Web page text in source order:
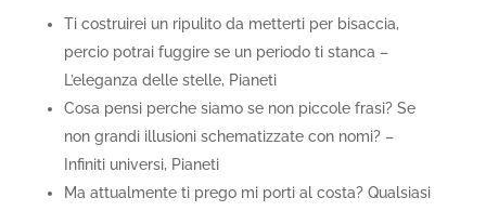
Ti costruirei un ripulito da metterti per bisaccia,
percio potrai fuggire se un periodo ti stanca –
L’eleganza delle stelle, Pianeti
Cosa pensi perche siamo se non piccole frasi? Se
non grandi illusioni schematizzate con nomi? –
Infiniti universi, Pianeti
Ma attualmente ti prego mi porti al costa? Qualsiasi